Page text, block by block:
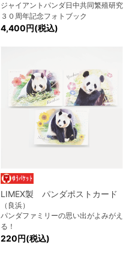
ジャイアントパンダ日中共同繁殖研究
３０周年記念フォトブック
4,400円(税込)
LIMEX製 パンダポストカード
（良浜）
パンダファミリーの思い出がよみがえ
る！
220円(税込)